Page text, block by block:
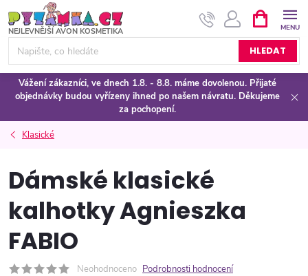
na
obsah
HLEDAT
NÁKUPNÍ
KOŠÍK
Vážení zákazníci, ve dnech 1.8. - 8.8. máme dovolenou. Přijaté
objednávky budou vyřízeny ihned po našem návratu. Děkujeme
za pochopení.
Klasické
Dámské klasické
kalhotky Agnieszka
FABIO
Neohodnoceno Podrobnosti hodnocení